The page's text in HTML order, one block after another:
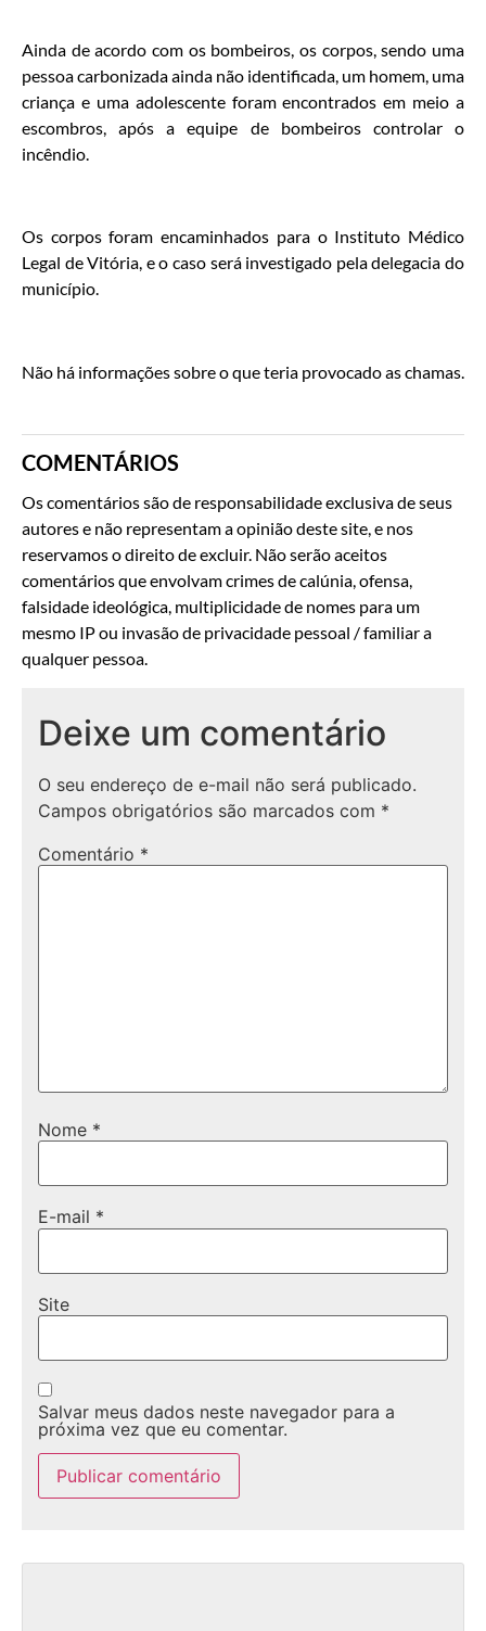
Ainda de acordo com os bombeiros, os corpos, sendo uma
pessoa carbonizada ainda não identificada, um homem, uma
criança e uma adolescente foram encontrados em meio a
escombros, após a equipe de bombeiros controlar o
incêndio.
Os corpos foram encaminhados para o Instituto Médico
Legal de Vitória, e o caso será investigado pela delegacia do
município.
Não há informações sobre o que teria provocado as chamas.
COMENTÁRIOS
Os comentários são de responsabilidade exclusiva de seus
autores e não representam a opinião deste site, e nos
reservamos o direito de excluir. Não serão aceitos
comentários que envolvam crimes de calúnia, ofensa,
falsidade ideológica, multiplicidade de nomes para um
mesmo IP ou invasão de privacidade pessoal / familiar a
qualquer pessoa.
Deixe um comentário
O seu endereço de e-mail não será publicado.
Campos obrigatórios são marcados com *
Comentário *
Nome *
E-mail *
Site
Salvar meus dados neste navegador para a
próxima vez que eu comentar.